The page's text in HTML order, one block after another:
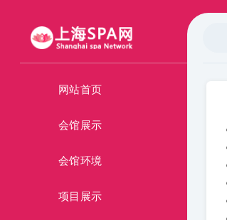
网站首页
会馆展示
会馆环境
项目展示